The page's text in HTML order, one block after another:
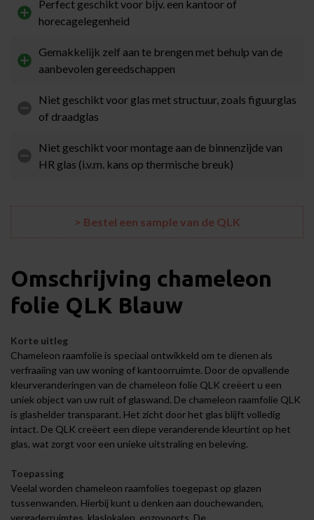
Perfect geschikt voor bijv. een kantoor of
horecagelegenheid
Gemakkelijk zelf aan te brengen met behulp van de
aanbevolen gereedschappen
Niet geschikt voor glas met structuur, zoals figuurglas
of draadglas
Niet geschikt voor montage aan de binnenzijde van
HR glas (i.v.m. kans op thermische breuk)
> Bestel een sample van de QLK
Omschrijving chameleon
folie QLK Blauw
Korte uitleg
Chameleon raamfolie is speciaal ontwikkeld om te dienen als
verfraaiing van uw woning of kantoorruimte. Door de opvallende
kleurveranderingen van de chameleon folie QLK creëert u een
uniek object van uw ruit of glaswand. De chameleon raamfolie QLK
is glashelder transparant. Het zicht door het glas blijft volledig
intact. De QLK creëert een diepe veranderende kleurtint op het
glas, wat zorgt voor een unieke uitstraling en beleving.
Toepassing
Veelal worden chameleon raamfolies toegepast op glazen
tussenwanden. Hierbij kunt u denken aan douchewanden,